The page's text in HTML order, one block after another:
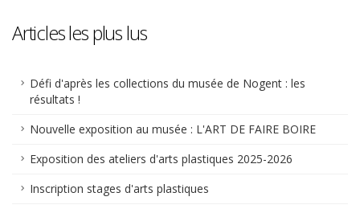
Articles les plus lus
Défi d'après les collections du musée de Nogent : les
résultats !
Nouvelle exposition au musée : L'ART DE FAIRE BOIRE
Exposition des ateliers d'arts plastiques 2025-2026
Inscription stages d'arts plastiques